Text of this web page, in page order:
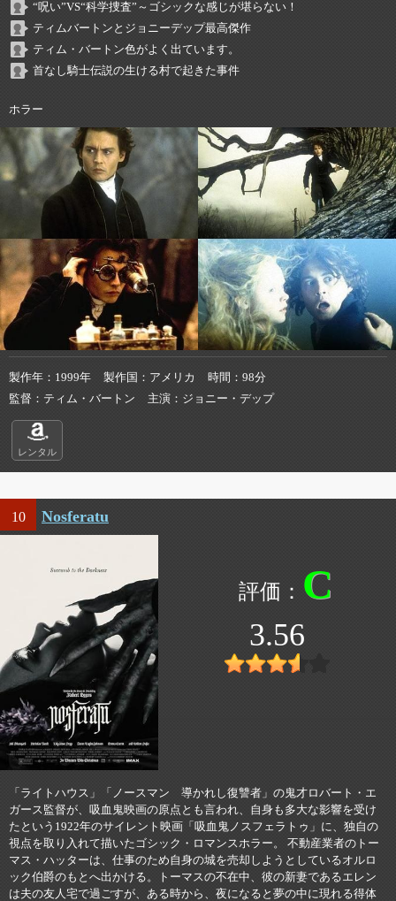
“呪い”VS“科学捜査”～ゴシックな感じが堪らない！
ティムバートンとジョニーデップ最高傑作
ティム・バートン色がよく出ています。
首なし騎士伝説の生ける村で起きた事件
ホラー
製作年 1999年 製作国 アメリカ 時間
98分
監督
ティム・バートン 主演 ジョニー・デップ
レンタル
10 Nosferatu
C
3.56
「ライトハウス」「ノースマン 導かれし復讐者」の鬼才ロバート・エ
ガース監督が、吸血鬼映画の原点とも言われ、自身も多大な影響を受け
たという1922年のサイレント映画「吸血鬼ノスフェラトゥ」に、独自の
視点を取り入れて描いたゴシック・ロマンスホラー。 不動産業者のトー
マス・ハッターは、仕事のため自身の城を売却しようとしているオルロ
ック伯爵のもとへ出かける。トーマスの不在中、彼の新妻であるエレン
は夫の友人宅で過ごすが、ある時から、夜になると夢の中に現れる得体